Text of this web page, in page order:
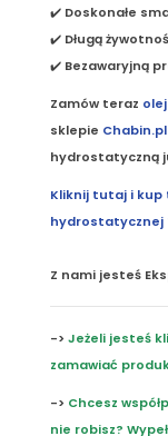
✔️ Doskonałe
✔️ Długą
✔️ Bezawaryjną
Zamów teraz
sklepie Chabin.pl
hydrostatyczną
Kliknij tutaj i kup
hydrostatycznej
Z nami jesteś
-> Jeżeli jesteś
zamawiać
-> Chcesz
nie robisz?